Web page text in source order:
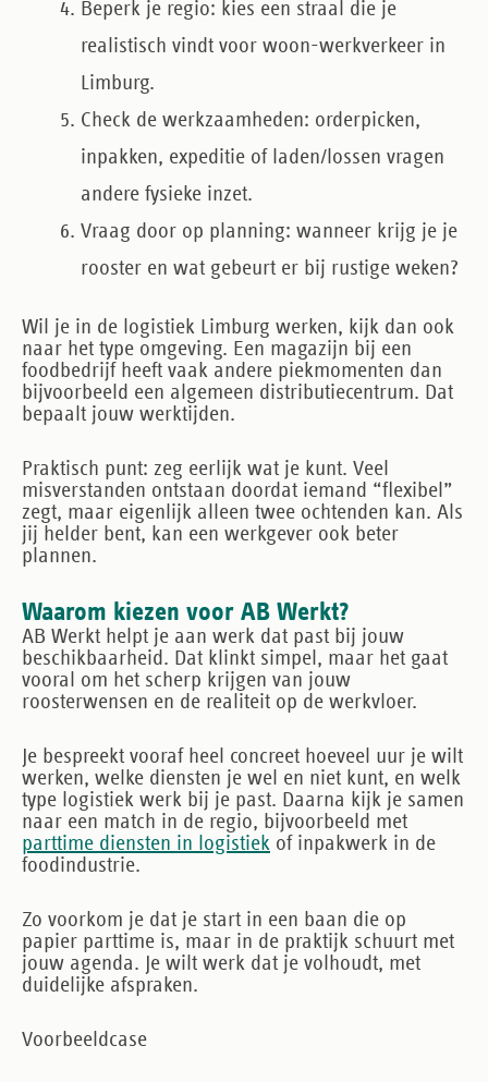
Beperk je regio: kies een straal die je
realistisch vindt voor woon-werkverkeer in
Limburg.
Check de werkzaamheden: orderpicken,
inpakken, expeditie of laden/lossen vragen
andere fysieke inzet.
Vraag door op planning: wanneer krijg je je
rooster en wat gebeurt er bij rustige weken?
Wil je in de logistiek Limburg werken, kijk dan ook
naar het type omgeving. Een magazijn bij een
foodbedrijf heeft vaak andere piekmomenten dan
bijvoorbeeld een algemeen distributiecentrum. Dat
bepaalt jouw werktijden.
Praktisch punt: zeg eerlijk wat je kunt. Veel
misverstanden ontstaan doordat iemand “flexibel”
zegt, maar eigenlijk alleen twee ochtenden kan. Als
jij helder bent, kan een werkgever ook beter
plannen.
Waarom kiezen voor AB Werkt?
AB Werkt helpt je aan werk dat past bij jouw
beschikbaarheid. Dat klinkt simpel, maar het gaat
vooral om het scherp krijgen van jouw
roosterwensen en de realiteit op de werkvloer.
Je bespreekt vooraf heel concreet hoeveel uur je wilt
werken, welke diensten je wel en niet kunt, en welk
type logistiek werk bij je past. Daarna kijk je samen
naar een match in de regio, bijvoorbeeld met
parttime diensten in logistiek of inpakwerk in de
foodindustrie.
Zo voorkom je dat je start in een baan die op
papier parttime is, maar in de praktijk schuurt met
jouw agenda. Je wilt werk dat je volhoudt, met
duidelijke afspraken.
Voorbeeldcase